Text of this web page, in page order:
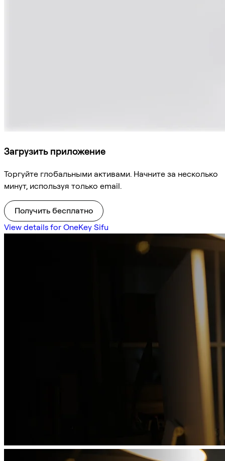
Загрузить приложение
Торгуйте глобальными активами. Начните за несколько
минут, используя только email.
Получить бесплатно
View details for OneKey Sifu